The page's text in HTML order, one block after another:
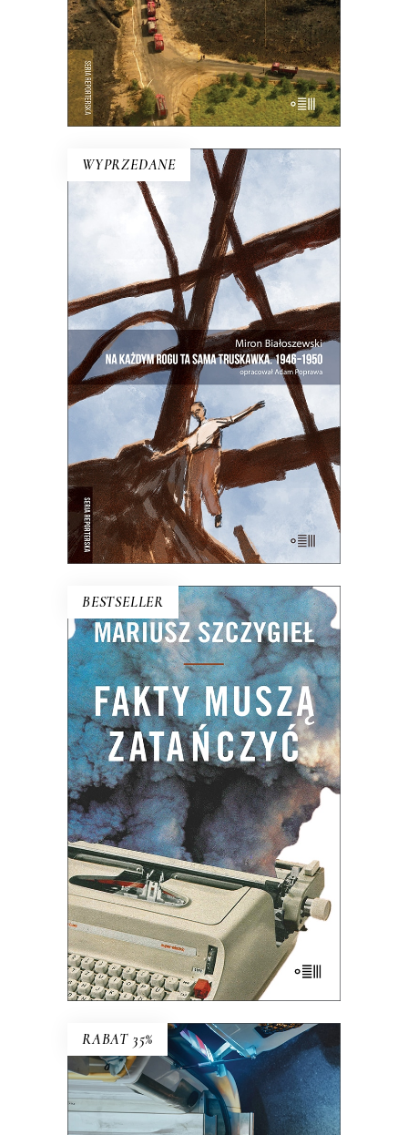
E-BOOK DO KOSZYKA
WYPRZEDANE
E-BOOK DO KOSZYKA
NA KAŻDYM ROGU TA SAMA
TRUSKAWKA
Zupełnie nowe miasto. Jakaś inna
Warszawa na starych śmieciach. Skąd
się wzięła?
50.00zł 25.00zł
BESTSELLER
E-BOOK DO KOSZYKA
FAKTY MUSZĄ ZATAŃCZYĆ
Dlaczego bez szczegółu nie ma ogółu?
Czym różni się fakt od faktu podanego
czytelnikom? Czy na pewno Z zimną
krwią Trumana Capote’a jest pierwszą
powieścią non-fiction? Do czego może
służyć reporterowi bardzo długi szalik?
Dlaczego Hanna Krall jest Mondrianem
reportażu, a nie […]
55.00zł 35.75zł
KSIĄŻKA DO KOSZYKA
RABAT 35%